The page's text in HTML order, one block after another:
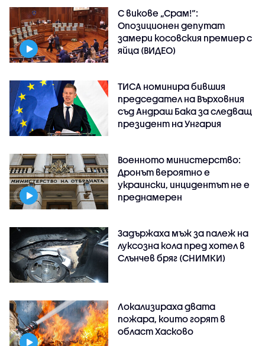
С викове „Срам!“:
Опозиционен депутат
замери косовския премиер с
яйца (ВИДЕО)
ТИСА номинира бившия
председател на Върховния
съд Андраш Бака за следващ
президент на Унгария
Военното министерство:
Дронът вероятно е
украински, инцидентът не е
преднамерен
Задържаха мъж за палеж на
луксозна кола пред хотел в
Слънчев бряг (СНИМКИ)
Локализираха двата
пожара, които горят в
област Хасково